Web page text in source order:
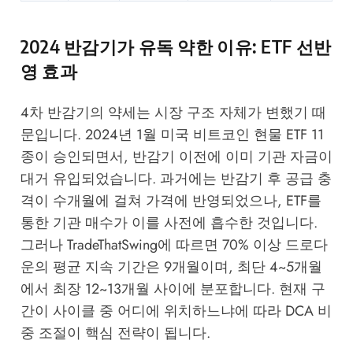
2024 반감기가 유독 약한 이유: ETF 선반
영 효과
4차 반감기의 약세는 시장 구조 자체가 변했기 때
문입니다. 2024년 1월 미국 비트코인 현물 ETF 11
종이 승인되면서, 반감기 이전에 이미 기관 자금이
대거 유입되었습니다. 과거에는 반감기 후 공급 충
격이 수개월에 걸쳐 가격에 반영되었으나, ETF를
통한 기관 매수가 이를 사전에 흡수한 것입니다.
그러나TradeThatSwing에 따르면 70% 이상 드로다
운의 평균 지속 기간은 9개월이며, 최단 4~5개월
에서 최장 12~13개월 사이에 분포합니다. 현재 구
간이 사이클 중 어디에 위치하느냐에 따라 DCA 비
중 조절이 핵심 전략이 됩니다.